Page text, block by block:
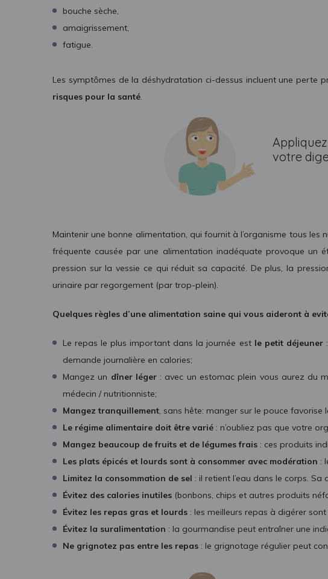
bouche sèche,
amaigrissement,
fatigue.
Les symptômes de la déshydratation ci-dessus incluent une perte
risques pour la santé.
votre
Maintenir une bonne alimentation, qui fournit à l’organisme tous
fréquente causée par une alimentation inadéquate provoque un
pression sur la vessie ce qui réduit sa capacité. De plus, la
urinaire par regorgement (par trop-plein).
Quelques règles d’une alimentation saine qui vous aideront à
Le repas le plus important dans la journée estle petit déjeuner
demande journalière en calories;
Mangez un dîner léger : avec un estomac plein vous aurez du
médecin / nutritionniste;
Mangez tranquillement, sans hête: manger sur le pouce favorise
Le régime alimentaire doit être varié : n’oubliez pas que votre
Mangez beaucoup de fruits et de légumes frais : ces produits
Les plats épicés et lourds sont à consommer avec modération :
Limitez la consommation de sel : il retient l’eau dans le corps.
Évitez des calories inutiles (bonbons, chips et autres produits
Évitez les repas gras et lourds : les meilleurs repas à digérer
Évitez la suralimentation : la gourmandise peut entraîner une
Ne grignotez pas entre les repas : le grignotage régulier peut